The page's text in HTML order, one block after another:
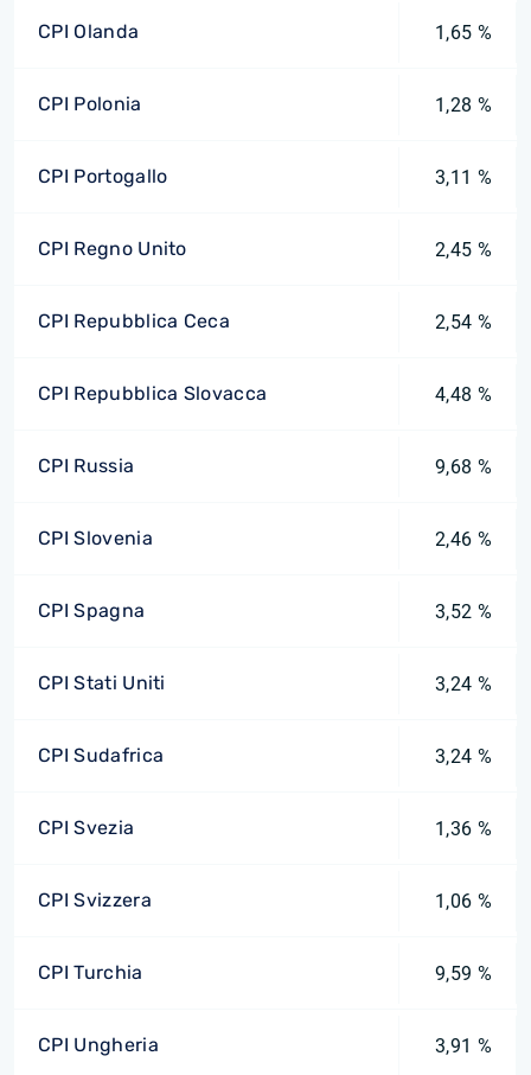
CPI Olanda 1,65 %
CPI Polonia 1,28 %
CPI Portogallo 3,11 %
CPI Regno Unito 2,45 %
CPI Repubblica Ceca 2,54 %
CPI Repubblica Slovacca 4,48 %
CPI Russia 9,68 %
CPI Slovenia 2,46 %
CPI Spagna 3,52 %
CPI Stati Uniti 3,24 %
CPI Sudafrica 3,24 %
CPI Svezia 1,36 %
CPI Svizzera 1,06 %
CPI Turchia 9,59 %
CPI Ungheria 3,91 %